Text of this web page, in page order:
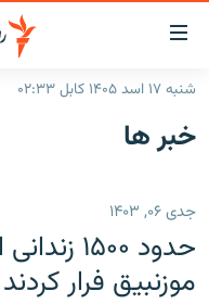
لینک‌های
قابل
دسترسی
به
بازگشت
منوی
اصلی
گزارش‌ها
شرق میانه
جهان
جدول نشرات
مصاحبه‌ها
شنبه ۱۷ اسد ۱۴۰۵ کابل ۰۲:۳۳
خبر ها
جدی ۰۶, ۱۴۰۳
حدود
موزنبیق فرار کردند